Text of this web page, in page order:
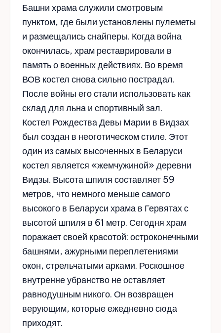
Башни храма служили смотровым
пунктом, где были установлены пулеметы
и размещались снайперы. Когда война
окончилась, храм реставрировали в
память о военных действиях. Во время
ВОВ костел снова сильно пострадал.
После войны его стали использовать как
склад для льна и спортивный зал.
Костел Рождества Девы Марии в Видзах
был создан в неоготическом стиле. Этот
один из самых высоченных в Беларуси
костел является «жемчужиной» деревни
Видзы. Высота шпиля составляет 59
метров, что немного меньше самого
высокого в Беларуси храма в Гервятах с
высотой шпиля в 61 метр. Сегодня храм
поражает своей красотой: остроконечными
башнями, ажурными переплетениями
окон, стрельчатыми арками. Роскошное
внутренне убранство не оставляет
равнодушным никого. Он возвращен
верующим, которые ежедневно сюда
приходят.